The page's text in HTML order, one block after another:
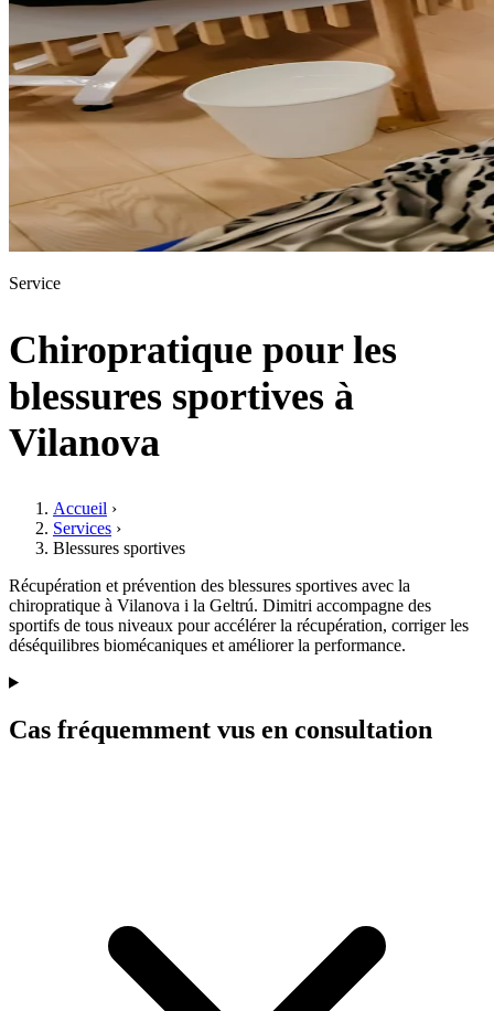
Service
Chiropratique pour les
blessures sportives à
Vilanova
Accueil ›
Services ›
Blessures sportives
Récupération et prévention des blessures sportives avec la
chiropratique à Vilanova i la Geltrú. Dimitri accompagne des
sportifs de tous niveaux pour accélérer la récupération, corriger les
déséquilibres biomécaniques et améliorer la performance.
Cas fréquemment vus en consultation